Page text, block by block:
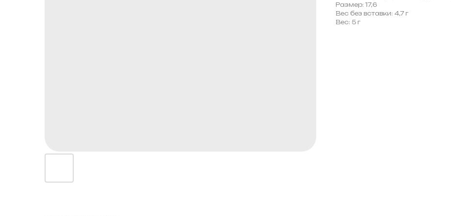
Размер: 17,6
Вес без вставки: 4,7 г
Вес: 5 г